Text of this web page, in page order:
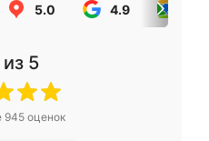
5.0 4.9
из 5
945оценок